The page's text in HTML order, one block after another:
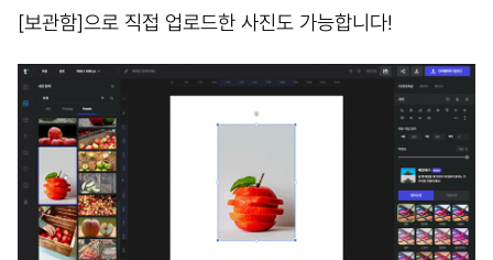
[보관함]으로 직접 업로드한 사진도 가능합니다!